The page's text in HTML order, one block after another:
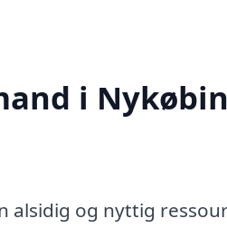
i
alsidig og nyttig